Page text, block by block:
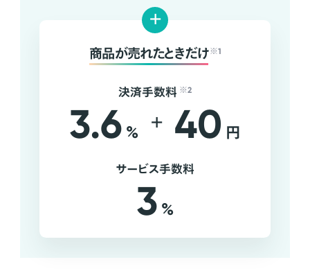
+
商品が売れたときだけ ※1
決済手数料 ※2
3.6 % + 40 円
サービス手数料
3 %